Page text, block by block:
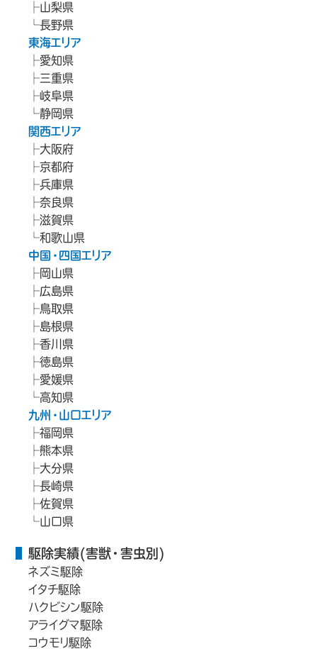
山梨県
長野県
東海エリア
愛知県
三重県
岐阜県
静岡県
関西エリア
大阪府
京都府
兵庫県
奈良県
滋賀県
和歌山県
中国・四国エリア
岡山県
広島県
鳥取県
島根県
香川県
徳島県
愛媛県
高知県
九州・山口エリア
福岡県
熊本県
大分県
長崎県
佐賀県
山口県
駆除実績(害獣・害虫別)
ネズミ駆除
イタチ駆除
ハクビシン駆除
アライグマ駆除
コウモリ駆除